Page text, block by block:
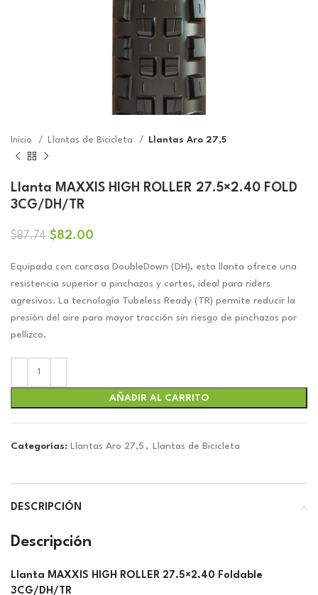
Inicio Llantas de Bicicleta Llantas Aro 27,5
Llanta MAXXIS HIGH ROLLER 27.5×2.40 FOLD
3CG/DH/TR
$87.74 El
original
era:
$87.74.
$82.00
actual
es:
$82.00.
Equipada con carcasa DoubleDown (DH), esta llanta ofrece una
resistencia superior a pinchazos y cortes, ideal para riders
agresivos. La tecnología Tubeless Ready (TR) permite reducir la
presión del aire para mayor tracción sin riesgo de pinchazos por
pellizco.
AÑADIR AL CARRITO
Categorías: Llantas Aro 27,5 , Llantas de Bicicleta
DESCRIPCIÓN
Descripción
Llanta MAXXIS HIGH ROLLER 27.5×2.40 Foldable
3CG/DH/TR